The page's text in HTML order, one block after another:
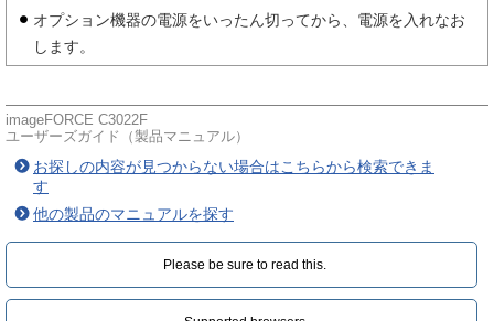
オプション機器の電源をいったん切ってから、電源を入れなお
します。
imageFORCE C3022F
ユーザーズガイド（製品マニュアル）
お探しの内容が見つからない場合はこちらから検索できま
す
他の製品のマニュアルを探す
Please be sure to read this.‎